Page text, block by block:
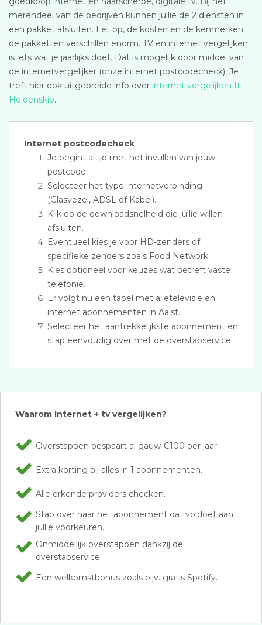
merendeel van de bedrijven kunnen jullie de 2 diensten in
een pakket afsluiten. Let op, de kosten en de kenmerken
de pakketten verschillen enorm. TV en internet vergelijken
is iets wat je jaarlijks doet. Dat is mogelijk door middel van
de internetvergelijker (onze internet postcodecheck). Je
treft hier ook uitgebreide info over internet vergelijken It
Heidenskip.
Internet postcodecheck
Je begint altijd met het invullen van jouw
postcode.
Selecteer het type internetverbinding
(Glasvezel, ADSL of Kabel).
Klik op de downloadsnelheid die jullie willen
afsluiten.
Eventueel kies je voor HD-zenders of
specifieke zenders zoals Food Network.
Kies optioneel voor keuzes wat betreft vaste
telefonie.
Er volgt nu een tabel met alletelevisie en
internet abonnementen in Aalst.
Selecteer het aantrekkelijkste abonnement en
stap eenvoudig over met de overstapservice.
Waarom internet + tv vergelijken?
Overstappen bespaart al gauw €100 per jaar
Extra korting bij alles in 1 abonnementen.
Alle erkende providers checken.
Stap over naar het abonnement dat voldoet aan
jullie voorkeuren.
Onmiddellijk overstappen dankzij de
overstapservice.
Een welkomstbonus zoals bijv. gratis Spotify.